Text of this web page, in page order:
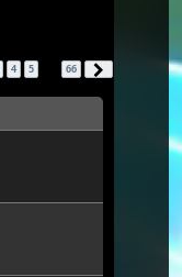
664 5 66